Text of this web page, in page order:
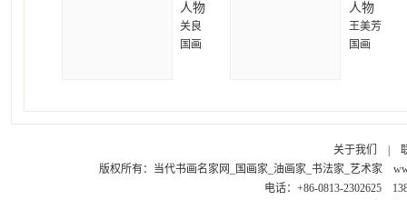
人物
关良
国画
人物
王美芳
国画
关于我们
版权所有： 当代书画名家网_国画家_油画家_书法家_艺术家
电话：+86-0813-2302625